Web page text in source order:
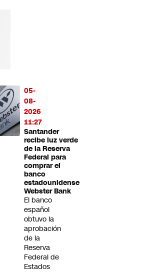
05-
08-
2026
11:27
Santander
recibe luz verde
de la Reserva
Federal para
comprar el
banco
estadounidense
Webster Bank
El banco
español
obtuvo la
aprobación
de la
Reserva
Federal de
Estados